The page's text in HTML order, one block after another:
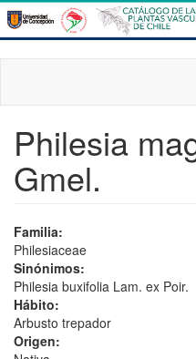
Pasar
al
contenido
principal
Philesia
Gmel.
Familia:
Philesiaceae
Sinónimos:
Philesia buxifolia Lam. ex Poir.
Hábito:
Arbusto trepador
Origen: